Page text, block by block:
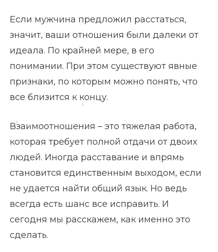
Блог
Если мужчина предложил расстаться,
значит, ваши отношения были далеки от
идеала. По крайней мере, в его
понимании. При этом существуют явные
признаки, по которым можно понять, что
все близится к концу.
Взаимоотношения – это тяжелая работа,
которая требует полной отдачи от двоих
людей. Иногда расставание и впрямь
становится единственным выходом, если
не удается найти общий язык. Но ведь
всегда есть шанс все исправить. И
сегодня мы расскажем, как именно это
сделать.